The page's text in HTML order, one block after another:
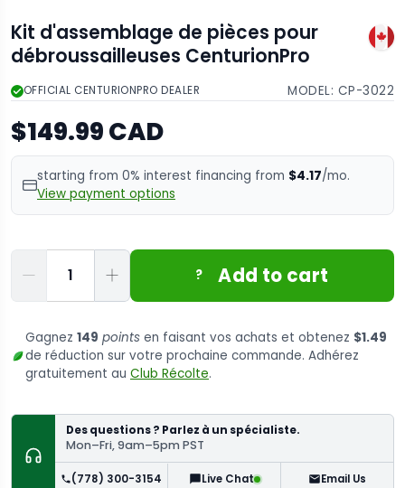
Kit d'assemblage de pièces pour
débroussailleuses CenturionPro
OFFICIAL CENTURIONPRO DEALER MODEL: CP-3022
$149.99 CAD
starting from 0% interest financing from $4.17/mo.
View payment options
? Add to cart
Gagnez 149 points en faisant vos achats et obtenez $1.49
de réduction sur votre prochaine commande. Adhérez
gratuitement au Club Récolte.
Des questions ? Parlez à un spécialiste.
Mon–Fri, 9am–5pm PST
(778) 300-3154 Live Chat Email Us